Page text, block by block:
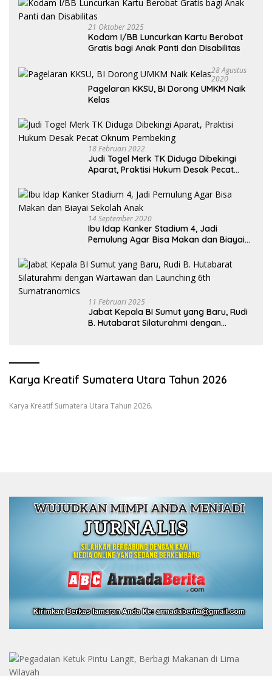
21 Oktober 2025
Kodam I/BB Luncurkan Kartu Berobat
Gratis bagi Anak Panti dan Disabilitas
28 Agustus
2020
Pagelaran KKSU, BI Dorong UMKM Naik
Kelas
18 Februari 2022
Judi Togel Merk TK Diduga Dibekingi
Aparat, Praktisi Hukum Desak Pecat
14 September 2020
Ibu Idap Kanker Stadium 4, Jadi
Pemulung Agar Bisa Makan dan Biayai
11 Februari 2025
Jabat Kepala BI Sumut yang Baru, Rudi
B. Hutabarat Silaturahmi dengan
Karya Kreatif Sumatera Utara Tahun 2026
Karya Kreatif Sumatera Utara Tahun 2026.